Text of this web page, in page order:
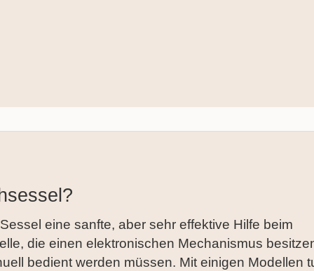
eine sanfte, aber sehr effektive Hilfe beim
die einen elektronischen Mechanismus
bedient werden müssen. Mit einigen Modellen